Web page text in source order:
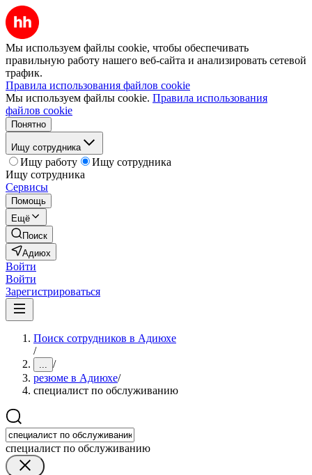
Мы используем файлы cookie, чтобы обеспечивать
правильную работу нашего веб-сайта и анализировать сетевой
трафик.
Правила использования файлов cookie
Мы используем файлы cookie. Правила использования
файлов cookie
Понятно
Ищу сотрудника
Ищу работу
Ищу сотрудника
Ищу сотрудника
Сервисы
Помощь
Ещё
Поиск
Адиюх
Войти
Войти
Зарегистрироваться
Поиск сотрудников в Адиюхе
/
... /
резюме в Адиюхе/
специалист по обслуживанию
специалист по обслуживанию